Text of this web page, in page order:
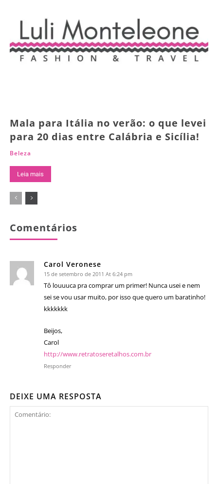
Mala para Itália no verão: o que levei
para 20 dias entre Calábria e Sicília!
Beleza
Leia mais
Comentários
Carol Veronese
15 de setembro de 2011 At 6:24 pm
Tô louuuca pra comprar um primer! Nunca usei e nem
sei se vou usar muito, por isso que quero um baratinho!
kkkkkkk
Beijos,
Carol
http://www.retratoseretalhos.com.br
Responder
DEIXE UMA RESPOSTA